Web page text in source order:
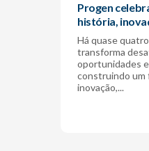
Progen
história,
Há quase
transforma
oportunidades
construindo um
inovação,...